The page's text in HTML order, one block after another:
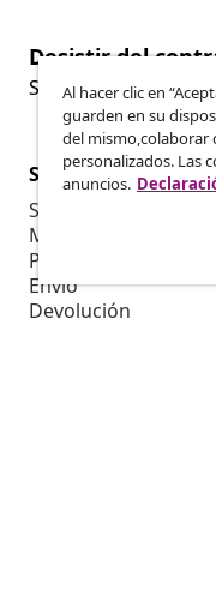
Desistir del
Solicita la
Servicio al Cliente
Seguimiento del
Mi cuenta
Pago
Envío
Devolución
Al hacer clic en
guarden en su
del mismo,colaborar
personalizados. Las
anuncios.